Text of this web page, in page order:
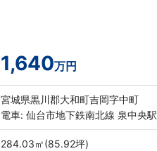
1,640万円
宮城県黒川郡大和町吉岡字中町
電車: 仙台市地下鉄南北線 泉中央駅
284.03㎡(85.92坪)